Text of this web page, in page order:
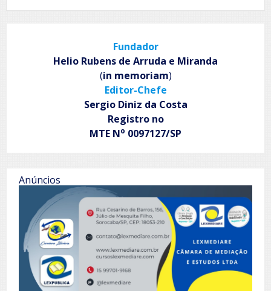
ti…
Fundador
Helio Rubens de Arruda e Miranda
(in memoriam)
Editor-Chefe
Sergio Diniz da Costa
Registro no
MTE No 0097127/SP
Anúncios